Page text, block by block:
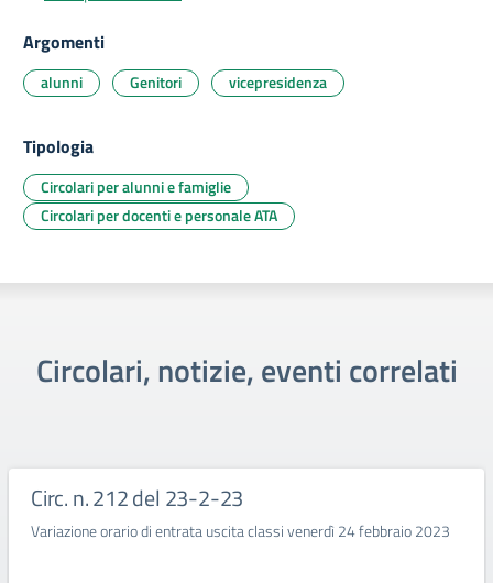
Argomenti
alunni Genitori vicepresidenza
Tipologia
Circolari per alunni e famiglie
Circolari per docenti e personale ATA
Circolari, notizie, eventi correlati
Circ. n. 212 del 23-2-23
Variazione orario di entrata uscita classi venerdì 24 febbraio 2023